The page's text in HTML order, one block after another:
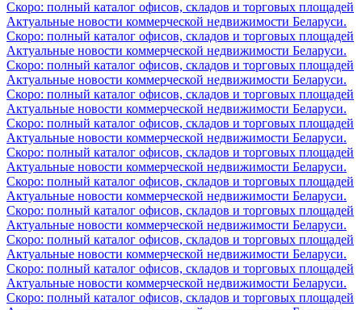
Скоро: полный каталог офисов, складов и торговых площадей
Актуальные новости коммерческой недвижимости Беларуси.
Скоро: полный каталог офисов, складов и торговых площадей
Актуальные новости коммерческой недвижимости Беларуси.
Скоро: полный каталог офисов, складов и торговых площадей
Актуальные новости коммерческой недвижимости Беларуси.
Скоро: полный каталог офисов, складов и торговых площадей
Актуальные новости коммерческой недвижимости Беларуси.
Скоро: полный каталог офисов, складов и торговых площадей
Актуальные новости коммерческой недвижимости Беларуси.
Скоро: полный каталог офисов, складов и торговых площадей
Актуальные новости коммерческой недвижимости Беларуси.
Скоро: полный каталог офисов, складов и торговых площадей
Актуальные новости коммерческой недвижимости Беларуси.
Скоро: полный каталог офисов, складов и торговых площадей
Актуальные новости коммерческой недвижимости Беларуси.
Скоро: полный каталог офисов, складов и торговых площадей
Актуальные новости коммерческой недвижимости Беларуси.
Скоро: полный каталог офисов, складов и торговых площадей
Актуальные новости коммерческой недвижимости Беларуси.
Скоро: полный каталог офисов, складов и торговых площадей